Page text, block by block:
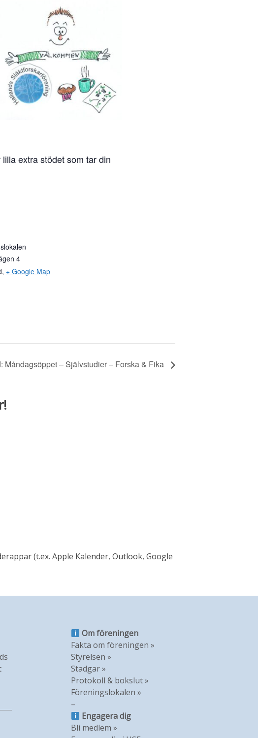
extra stödet som tar din
4
, + Google Map
Måndagsöppet – Självstudier – Forska & Fika
(t.ex. Apple Kalender, Outlook, Google
Om föreningen
Fakta om föreningen »
Styrelsen »
Stadgar »
Protokoll & bokslut »
Föreningslokalen »
–
Engagera dig
Bli medlem »